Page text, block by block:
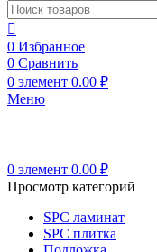
0 Избранное
0 Сравнить
0 элемент 0.00 ₽
Меню
0 элемент 0.00 ₽
Просмотр категорий
SPC ламинат
SPC плитка